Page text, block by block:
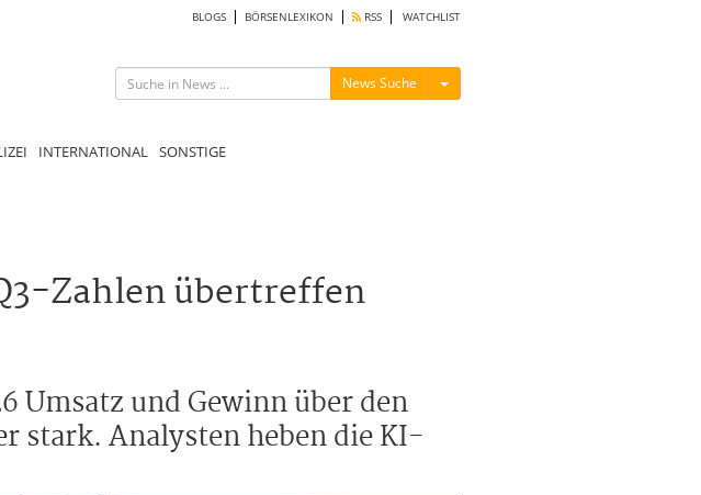
BLOGS BÖRSENLEXIKON RSS WATCHLIST
News Suche Menü ein-/ausblenden
INTERNATIONAL SONSTIGE
Zahlen übertreffen
Umsatz und Gewinn über den
stark. Analysten heben die KI-